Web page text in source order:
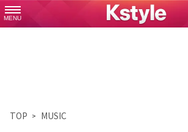
MENU
TOP MUSIC